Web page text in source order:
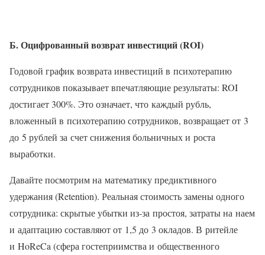
Б. Оцифрованный возврат инвестиций (ROI)
Годовой график возврата инвестиций в психотерапию
сотрудников показывает впечатляющие результаты: ROI
достигает 300%. Это означает, что каждый рубль,
вложенный в психотерапию сотрудников, возвращает от 3
до 5 рублей за счет снижения больничных и роста
выработки.
Давайте посмотрим на математику предиктивного
удержания (Retention). Реальная стоимость замены одного
сотрудника: скрытые убытки из‑за простоя, затраты на наем
и адаптацию составляют от 1,5 до 3 окладов. В ритейле
и HoReCa (сфера гостеприимства и общественного